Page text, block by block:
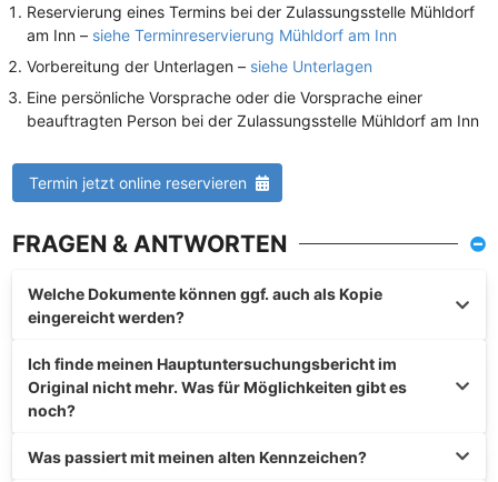
Reservierung eines Termins bei der Zulassungsstelle Mühldorf
am Inn – siehe Terminreservierung Mühldorf am Inn
Vorbereitung der Unterlagen – siehe Unterlagen
Eine persönliche Vorsprache oder die Vorsprache einer
beauftragten Person bei der Zulassungsstelle Mühldorf am Inn
Termin jetzt online reservieren
FRAGEN & ANTWORTEN
Welche Dokumente können ggf. auch als Kopie
eingereicht werden?
Ich finde meinen Hauptuntersuchungsbericht im
Original nicht mehr. Was für Möglichkeiten gibt es
noch?
Was passiert mit meinen alten Kennzeichen?